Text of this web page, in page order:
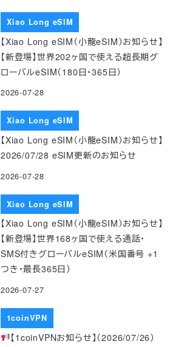
Xiao Long eSIM
【Xiao Long eSIM（小龍eSIM）お知らせ】
【新登場】世界202ヶ国で使える超長期グ
ローバルeSIM（180日・365日）
2026-07-28
Xiao Long eSIM
【Xiao Long eSIM（小龍eSIM）お知らせ】
2026/07/28 eSIM更新のお知らせ
2026-07-28
Xiao Long eSIM
【Xiao Long eSIM（小龍eSIM）お知らせ】
【新登場】世界168ヶ国で使える通話・
SMS付きグローバルeSIM（米国番号 +1
つき・最長365日）
2026-07-27
1coinVPN
【1coinVPNお知らせ】（2026/07/26）